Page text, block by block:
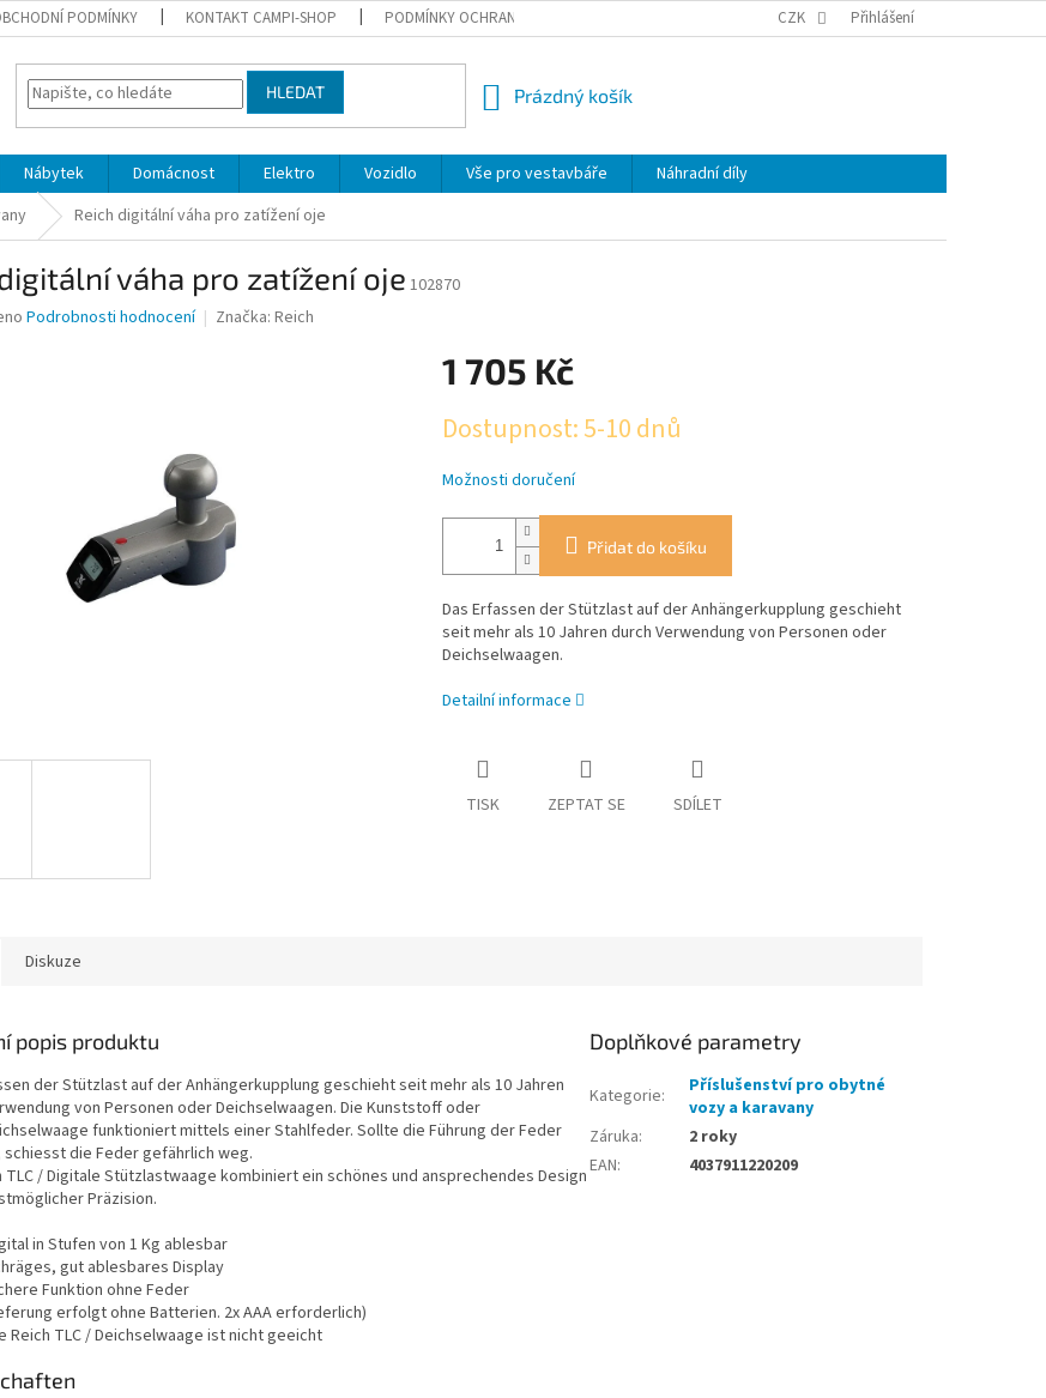
PODMÍNKY KONTAKT CAMPI-SHOP PODMÍNKY OCHRANY OSOBNÍCH ÚDAJŮ REKLAMACE
CZK Přihlášení
HLEDAT
NÁKUPNÍ
Prázdný košík
Nábytek Domácnost Elektro Vozidlo Vše pro vestavbáře
Náhradní díly
Reich digitální váha pro zatížení oje
váha pro zatížení oje 102870
Podrobnosti hodnocení Značka: Reich
1 705 Kč
cena:
Dostupnost: 5-10 dnů
Možnosti doručení
Přidat do košíku
Das Erfassen der Stützlast auf der Anhängerkupplung geschieht
seit mehr als 10 Jahren durch Verwendung von Personen oder
Deichselwaagen.
Detailní informace
TISK ZEPTAT SE SDÍLET
Diskuze
popis produktu
der Stützlast auf der Anhängerkupplung geschieht seit mehr als 10 Jahren
von Personen oder Deichselwaagen. Die Kunststoff oder
funktioniert mittels einer Stahlfeder. Sollte die Führung der Feder
die Feder gefährlich weg.
TLC / Digitale Stützlastwaage kombiniert ein schönes und ansprechendes Design
Präzision.
in Stufen von 1 Kg ablesbar
gut ablesbares Display
Funktion ohne Feder
erfolgt ohne Batterien. 2x AAA erforderlich)
Reich TLC / Deichselwaage ist nicht geeicht
Doplňkové parametry
Kategorie:
Příslušenství pro obytné
vozy a karavany
Záruka:
2 roky
EAN: 4037911220209